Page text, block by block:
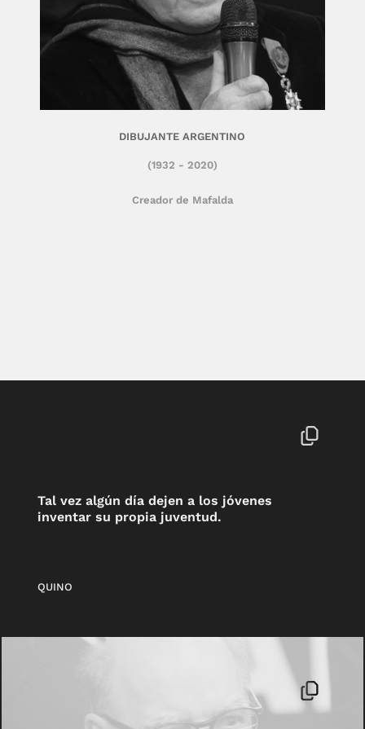
Creador de Mafalda
(1932 - 2020)
DIBUJANTE ARGENTINO
Tal vez algún día dejen a los jóvenes
inventar su propia juventud.
QUINO